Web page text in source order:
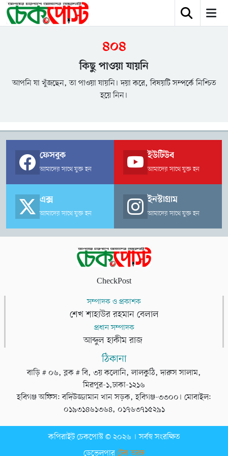
৪০৪
কিছু পাওয়া যায়নি
আপনি যা খুঁজছেন, তা পাওয়া যায়নি। দয়া করে, বিষয়টি সম্পর্কে নিশ্চিত
হয়ে নিন।
ফেসবুক
আমাদের সাথে যুক্ত হন
ইউটিউব
আমাদের সাথে যুক্ত হন
এক্স
আমাদের সাথে যুক্ত হন
ইনস্টাগ্রাম
আমাদের সাথে যুক্ত হন
CheckPost
সম্পাদক ও প্রকাশক
শেখ শাহাউর রহমান বেলাল
প্রধান সম্পাদক
আব্দুল হাকীম রাজ
ঠিকানা
বাড়ি # ০৬, ব্লক # বি, ৩য় কলোনি, লালকুঠি, দারুস সালাম,
মিরপুর-১,ঢাকা-১২১৬
হবিগঞ্জ অফিস: বদিউজ্জামান খান সড়ক, হবিগঞ্জ-৩৩০০। মোবাইল:
০১৯৩১৪৬১৩৬৪, ০১৭৬৩৭১৫২৯১
কপিরাইট চেকপোস্ট © ২০২৬ । সর্বস্ব সংরক্ষিত
ডেভেলপারটেক তরঙ্গ